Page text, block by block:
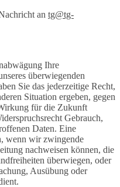
an tg@tg-
Ihre
überwiegenden
Sie das jederzeitige Recht,
Situation ergeben, gegen
für die Zukunft
Gebrauch,
Daten. Eine
wenn wir zwingende
nachweisen können, die
überwiegen, oder
Ausübung oder